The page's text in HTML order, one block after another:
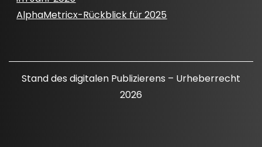
AlphaMetricx-Rückblick für 2025
Stand des digitalen Publizierens – Urheberrecht
2026